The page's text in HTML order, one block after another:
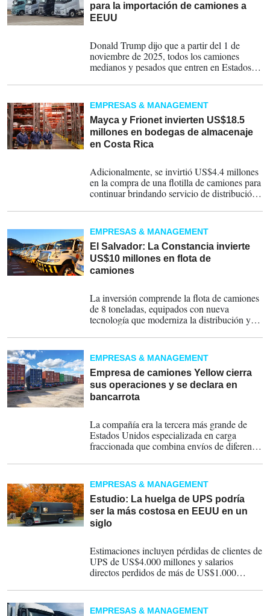
para la importación de camiones a
EEUU
Donald Trump dijo que a partir del 1 de
noviembre de 2025, todos los camiones
medianos y pesados que entren en Estados
sujetos a un arancel del 25 %.
EMPRESAS & MANAGEMENT
Mayca y Frionet invierten US$18.5
millones en bodegas de almacenaje
en Costa Rica
Adicionalmente, se invirtió US$4.4 millones
en la compra de una flotilla de camiones para
continuar brindando servicio de distribución
EMPRESAS & MANAGEMENT
El Salvador: La Constancia invierte
US$10 millones en flota de
camiones
La inversión comprende la flota de camiones
de 8 toneladas, equipados con nueva
tecnología que moderniza la distribución y
EMPRESAS & MANAGEMENT
Empresa de camiones Yellow cierra
sus operaciones y se declara en
bancarrota
La compañía era la tercera más grande de
Estados Unidos especializada en carga
fraccionada que combina envíos de diferentes
EMPRESAS & MANAGEMENT
Estudio: La huelga de UPS podría
ser la más costosa en EEUU en un
siglo
Estimaciones incluyen pérdidas de clientes de
UPS de US$4.000 millones y salarios
directos perdidos de más de US$1.000
EMPRESAS & MANAGEMENT